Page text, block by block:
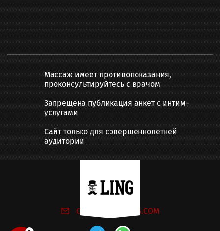
Массаж имеет противопоказания,
проконсультируйтесь с врачом
Запрещена публикация анкет с интим-
услугами
Сайт только для совершеннолетней
аудитории
Написать нам:
ONLINE@MR-LING.COM